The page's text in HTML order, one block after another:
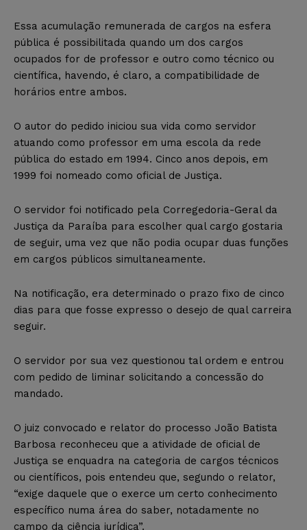
Essa acumulação remunerada de cargos na esfera
pública é possibilitada quando um dos cargos
ocupados for de professor e outro como técnico ou
científica, havendo, é claro, a compatibilidade de
horários entre ambos.
O autor do pedido iniciou sua vida como servidor
atuando como professor em uma escola da rede
pública do estado em 1994. Cinco anos depois, em
1999 foi nomeado como oficial de Justiça.
O servidor foi notificado pela Corregedoria-Geral da
Justiça da Paraíba para escolher qual cargo gostaria
de seguir, uma vez que não podia ocupar duas funções
em cargos públicos simultaneamente.
Na notificação, era determinado o prazo fixo de cinco
dias para que fosse expresso o desejo de qual carreira
seguir.
O servidor por sua vez questionou tal ordem e entrou
com pedido de liminar solicitando a concessão do
mandado.
O juiz convocado e relator do processo João Batista
Barbosa reconheceu que a atividade de oficial de
Justiça se enquadra na categoria de cargos técnicos
ou científicos, pois entendeu que, segundo o relator,
“exige daquele que o exerce um certo conhecimento
específico numa área do saber, notadamente no
campo da ciência jurídica”.